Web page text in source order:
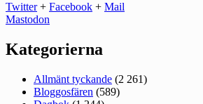
Twitter+ Facebook + Mail
Mastodon
Kategorierna
Allmänt tyckande (2 261)
Bloggosfären (589)